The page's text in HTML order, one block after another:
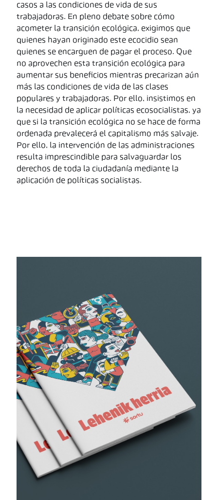
casos a las condiciones de vida de sus
trabajadoras. En pleno debate sobre cómo
acometer la transición ecológica, exigimos que
quienes hayan originado este ecocidio sean
quienes se encarguen de pagar el proceso. Que
no aprovechen esta transición ecológica para
aumentar sus beneficios mientras precarizan aún
más las condiciones de vida de las clases
populares y trabajadoras. Por ello, insistimos en
la necesidad de aplicar políticas ecosocialistas, ya
que si la transición ecológica no se hace de forma
ordenada prevalecerá el capitalismo más salvaje.
Por ello, la intervención de las administraciones
resulta imprescindible para salvaguardar los
derechos de toda la ciudadanía mediante la
aplicación de políticas socialistas.